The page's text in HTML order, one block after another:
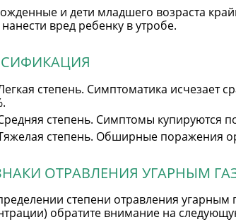
и дети младшего возраста
вред ребенку в утробе.
степень. Симптоматика исчезает
степень. Симптомы купируются
степень. Обширные поражения
ОТРАВЛЕНИЯ УГАРНЫМ
степени отравления угарным
обратите внимание на